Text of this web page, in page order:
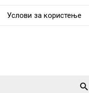
Услови за користење